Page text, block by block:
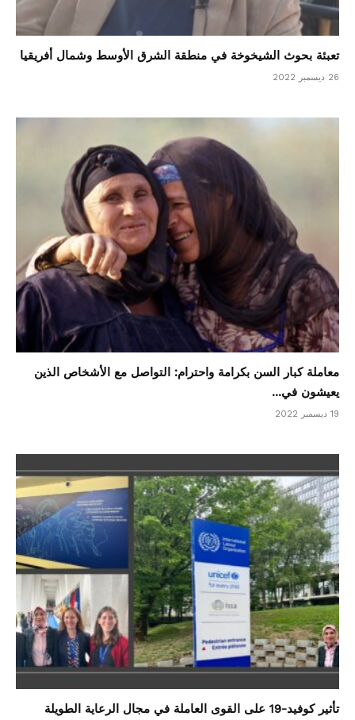
تعبئة بحوث الشيخوخة في منطقة الشرق الأوسط وشمال أفريقيا
26 ديسمبر 2022
معاملة كبار السن بكرامة واحترام: التواصل مع الأشخاص الذين
يعيشون في...
19 ديسمبر 2022
تأثير كوفيد-19 على القوى العاملة في مجال الرعاية الطويلة